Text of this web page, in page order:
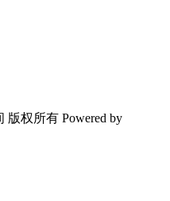
版权所有 Powered by